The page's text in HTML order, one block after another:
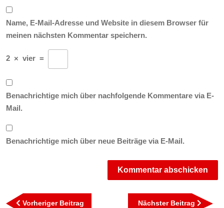
Name, E-Mail-Adresse und Website in diesem Browser für
meinen nächsten Kommentar speichern.
2 × vier =
Benachrichtige mich über nachfolgende Kommentare via E-
Mail.
Benachrichtige mich über neue Beiträge via E-Mail.
Beitragsnavigation
Vorheriger Beitrag Nächster Beitrag